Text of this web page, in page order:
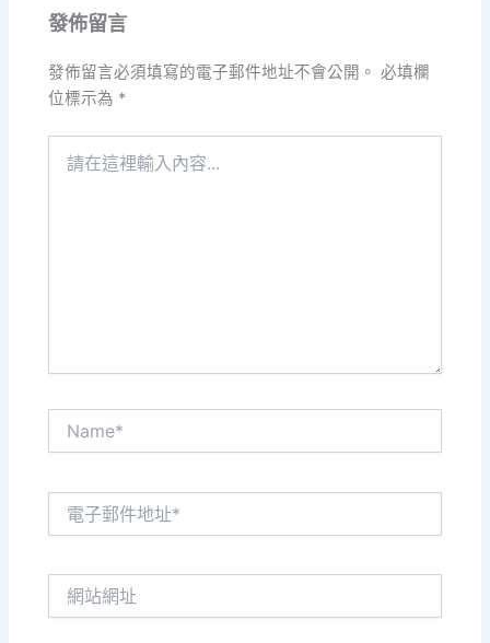
發佈留言
發佈留言必須填寫的電子郵件地址不會公開。 必填欄
位標示為 *